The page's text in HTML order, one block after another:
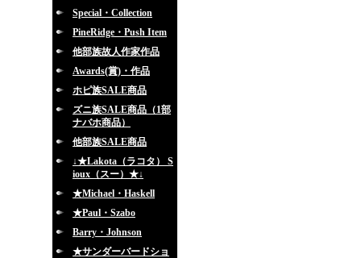
Special・Collection
PineRidge・Push Item
他部族故人作家作品
Awards(賞)・作品
ホピ族SALE商品
ズニ族SALE商品（1部
ナバホ商品）
他部族SALE商品
↓★Lakota（ラコタ） S
ioux（スー）★↓
★Michael・Haskell
★Paul・Szabo
Barry・Johnson
★サンダーバードショ